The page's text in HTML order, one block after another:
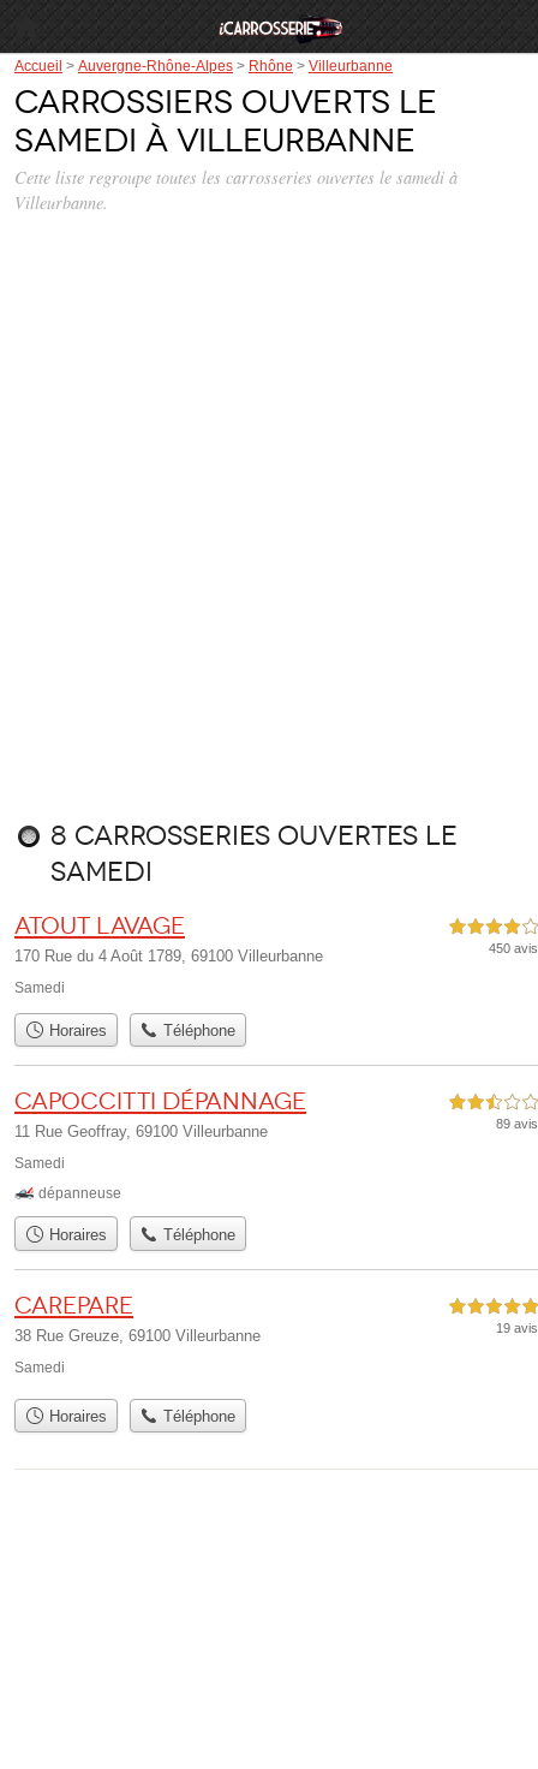
Accueil > Auvergne-Rhône-Alpes > Rhône > Villeurbanne
Carrossiers ouverts le
samedi à Villeurbanne
Cette liste regroupe toutes les carrosseries ouvertes le samedi à
Villeurbanne.
8 carrosseries ouvertes le
samedi
Atout Lavage
170 Rue du 4 Août 1789, 69100 Villeurbanne
Samedi
4,0 étoiles sur 5
450 avis
Horaires Téléphone
Capoccitti Dépannage
11 Rue Geoffray, 69100 Villeurbanne
Samedi
2,5 étoiles sur 5
89 avis
dépanneuse
Horaires Téléphone
Carepare
38 Rue Greuze, 69100 Villeurbanne
Samedi
5,0 étoiles sur 5
19 avis
Horaires Téléphone